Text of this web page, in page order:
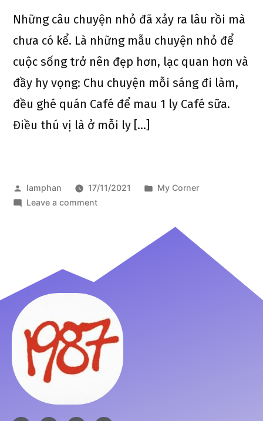
Những câu chuyện nhỏ đã xảy ra lâu rồi mà
chưa có kể. Là những mẫu chuyện nhỏ để
cuộc sống trở nên đẹp hơn, lạc quan hơn và
đầy hy vọng: Chu chuyện mỗi sáng đi làm,
đều ghé quán Café để mau 1 ly Café sữa.
Điều thú vị là ở mỗi ly […]
lamphan 17/11/2021
My Corner
Leave a comment